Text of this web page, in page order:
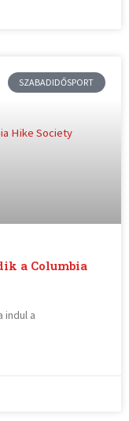
SZABADIDŐSPORT
a Columbia
indul a